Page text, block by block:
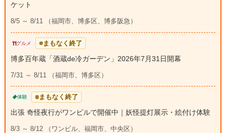
ケット
8/5 ～ 8/11 （福岡市、博多区、博多阪急）
グルメ まもなく終了
博多百年蔵「酒蔵de冷ガーデン」2026年7月31日開幕
7/31 ～ 8/11 （福岡市、博多区）
体験 まもなく終了
出張 奇怪夜行がワンビルで開催中｜妖怪提灯展示・絵付け体験
8/3 ～ 8/12 （ワンビル、福岡市、中央区）